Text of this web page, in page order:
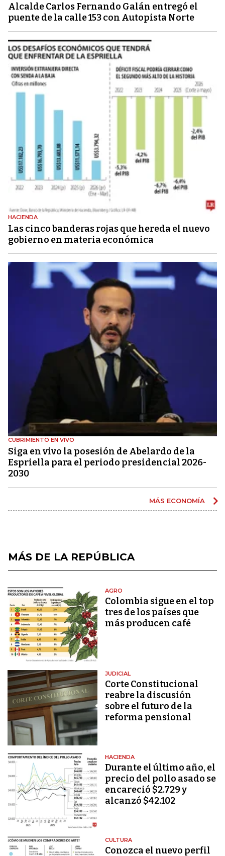
Alcalde Carlos Fernando Galán entregó el
puente de la calle 153 con Autopista Norte
HACIENDA
Las cinco banderas rojas que hereda el nuevo
gobierno en materia económica
CUBRIMIENTO EN VIVO
Siga en vivo la posesión de Abelardo de la
Espriella para el periodo presidencial 2026-
2030
MÁS ECONOMÍA
MÁS DE LA REPÚBLICA
AGRO
Colombia sigue en el top
tres de los países que
más producen café
JUDICIAL
Corte Constitucional
reabre la discusión
sobre el futuro de la
reforma pensional
HACIENDA
Durante el último año, el
precio del pollo asado se
encareció $2.729 y
alcanzó $42.102
CULTURA
Conozca el nuevo perfil